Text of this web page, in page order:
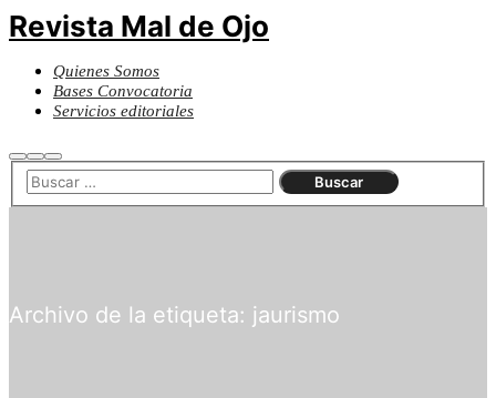
Revista Mal de Ojo
Quienes Somos
Bases Convocatoria
Servicios editoriales
Buscar
Más
información
Menú
principal
Archivo de la etiqueta: jaurismo